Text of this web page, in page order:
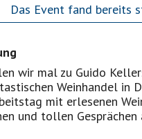
Das Event fand bereits
wir mal zu Guido
Weinhandel in
mit erlesenen
und tollen Gesprächen